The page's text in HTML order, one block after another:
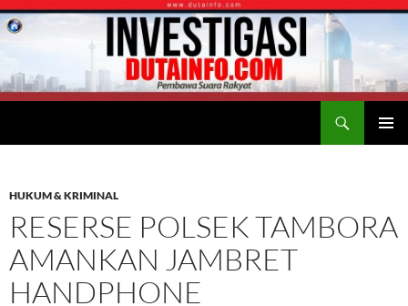
HUKUM & KRIMINAL
RESERSE POLSEK TAMBORA
AMANKAN JAMBRET
HANDPHONE